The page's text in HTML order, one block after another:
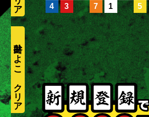
4
3 7 1 5
井出ひよこ